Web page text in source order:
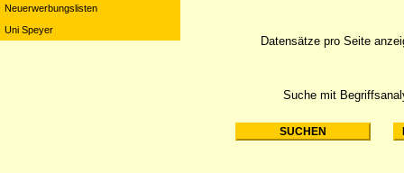
Neuerwerbungslisten
Uni Speyer
Suche mit
Datensätze pro Seite